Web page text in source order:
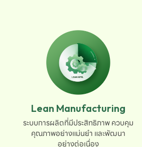
Lean Manufacturing
ระบบการผลิตที่มีประสิทธิภาพ ควบคุม
คุณภาพอย่างแม่นยำ และพัฒนา
อย่างต่อเนื่อง